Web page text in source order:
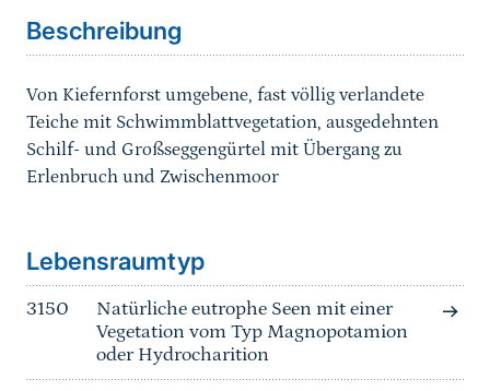
Beschreibung
Von Kiefernforst umgebene, fast völlig verlandete
Teiche mit Schwimmblattvegetation, ausgedehnten
Schilf- und Großseggengürtel mit Übergang zu
Erlenbruch und Zwischenmoor
Lebensraumtyp
3150
Natürliche eutrophe Seen mit einer
Vegetation vom Typ Magnopotamion
oder Hydrocharition